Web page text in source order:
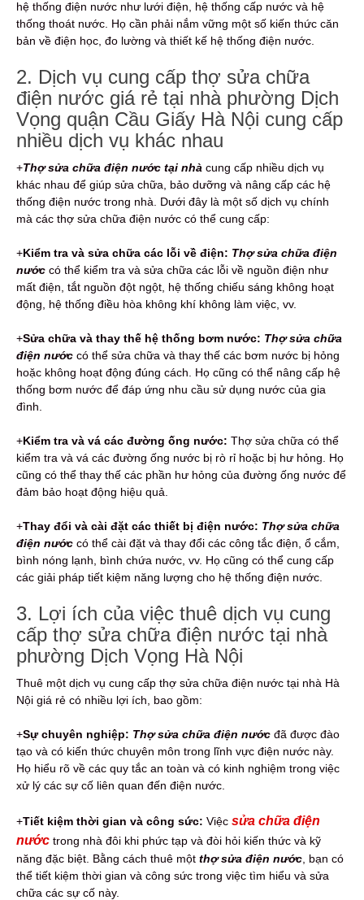
hệ thống điện nước như lưới điện, hệ thống cấp nước và hệ
thống thoát nước. Họ cần phải nắm vững một số kiến thức căn
bản về điện học, đo lường và thiết kế hệ thống điện nước.
2. Dịch vụ cung cấp thợ sửa chữa
điện nước giá rẻ tại nhà phường Dịch
Vọng quận Cầu Giấy Hà Nội cung cấp
nhiều dịch vụ khác nhau
+Thợ sửa chữa điện nước tại nhà cung cấp nhiều dịch vụ
khác nhau để giúp sửa chữa, bảo dưỡng và nâng cấp các hệ
thống điện nước trong nhà. Dưới đây là một số dịch vụ chính
mà các thợ sửa chữa điện nước có thể cung cấp:
+Kiểm tra và sửa chữa các lỗi về điện: Thợ sửa chữa điện
nước có thể kiểm tra và sửa chữa các lỗi về nguồn điện như
mất điện, tắt nguồn đột ngột, hệ thống chiếu sáng không hoạt
động, hệ thống điều hòa không khí không làm việc, vv.
+Sửa chữa và thay thế hệ thống bơm nước: Thợ sửa chữa
điện nước có thể sửa chữa và thay thế các bơm nước bị hỏng
hoặc không hoạt động đúng cách. Họ cũng có thể nâng cấp hệ
thống bơm nước để đáp ứng nhu cầu sử dụng nước của gia
đình.
+Kiểm tra và vá các đường ống nước: Thợ sửa chữa có thể
kiểm tra và vá các đường ống nước bị rò rỉ hoặc bị hư hỏng. Họ
cũng có thể thay thế các phần hư hỏng của đường ống nước để
đảm bảo hoạt động hiệu quả.
+Thay đổi và cài đặt các thiết bị điện nước: Thợ sửa chữa
điện nước có thể cài đặt và thay đổi các công tắc điện, ổ cắm,
bình nóng lạnh, bình chứa nước, vv. Họ cũng có thể cung cấp
các giải pháp tiết kiệm năng lượng cho hệ thống điện nước.
3. Lợi ích của việc thuê dịch vụ cung
cấp thợ sửa chữa điện nước tại nhà
phường Dịch Vọng Hà Nội
Thuê một dịch vụ cung cấp thợ sửa chữa điện nước tại nhà Hà
Nội giá rẻ có nhiều lợi ích, bao gồm:
+Sự chuyên nghiệp: Thợ sửa chữa điện nước đã được đào
tạo và có kiến thức chuyên môn trong lĩnh vực điện nước này.
Họ hiểu rõ về các quy tắc an toàn và có kinh nghiệm trong việc
xử lý các sự cố liên quan đến điện nước.
+Tiết kiệm thời gian và công sức: Việc sửa chữa điện
nước trong nhà đôi khi phức tạp và đòi hỏi kiến thức và kỹ
năng đặc biệt. Bằng cách thuê một thợ sửa điện nước , bạn có
thể tiết kiệm thời gian và công sức trong việc tìm hiểu và sửa
chữa các sự cố này.